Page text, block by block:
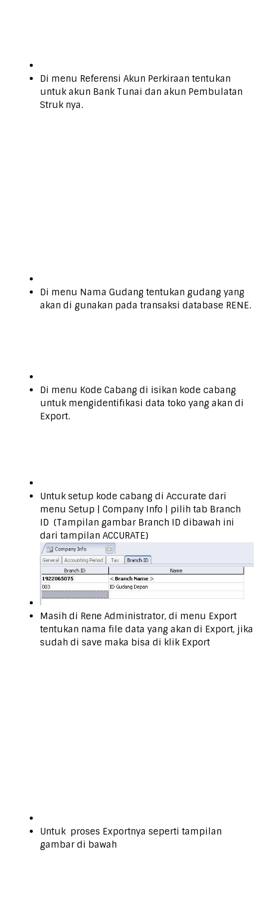
Di menu Referensi Akun Perkiraan tentukan
untuk akun Bank Tunai dan akun Pembulatan
Struk nya.
Di menu Nama Gudang tentukan gudang yang
akan di gunakan pada transaksi database RENE.
Di menu Kode Cabang di isikan kode cabang
untuk mengidentifikasi data toko yang akan di
Export.
Untuk setup kode cabang di Accurate dari
menu Setup | Company Info | pilih tab Branch
ID (Tampilan gambar Branch ID dibawah ini
dari tampilan ACCURATE)
Masih di Rene Administrator, di menu Export
tentukan nama file data yang akan di Export, jika
sudah di save maka bisa di klik Export
Untuk proses Exportnya seperti tampilan
gambar di bawah